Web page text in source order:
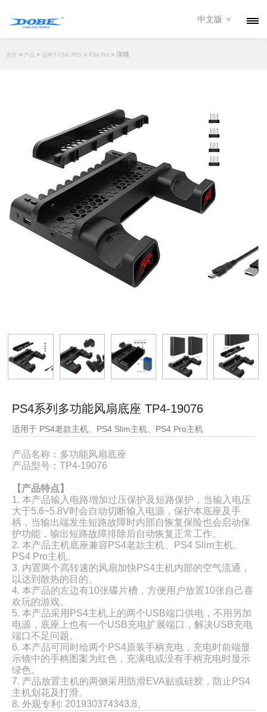
下载专区
中文版
首页 > 产品 > 适用于PS4/ PS5 > PS4 Pro > 详情
PS4系列多功能风扇底座 TP4-19076
适用于 PS4老款主机、PS4 Slim主机、PS4 Pro主机
产品名称： 多功能风扇底座
产品型号： TP4-19076
【产品特点】
1. 本产品输入电路增加过压保护及短路保护，当输入电压
大于5.6~5.8V时会自动切断输入电源，保护本底座及手
柄，当输出端发生短路故障时内部自恢复保险也会启动保
护功能，输出短路故障排除后自动恢复正常工作。
2. 本产品主机底座兼容PS4老款主机、PS4 Slim主机、
PS4 Pro主机。
3. 内置两个高转速的风扇加快PS4主机内部的空气流通，
以达到散热的目的。
4. 本产品的左边有10张碟片槽，方便用户放置10张自己喜
欢玩的游戏。
5. 本产品采用PS4主机上的两个USB端口供电，不用另加
电源，底座上也有一个USB充电扩展端口，解决USB充电
端口不足问题。
6. 本产品可同时给两个PS4原装手柄充电，充电时前端显
示镜中的手柄图案为红色，充满电或没有手柄充电时显示
绿色。
7. 产品放置主机的两侧采用防滑EVA贴或硅胶，防止PS4
主机划花及打滑。
8. 外观专利: 201930374343.8。